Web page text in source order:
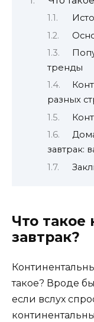
тренды
разных
завтрак:
Что такое
завтрак?
такое? Вроде
если вслух